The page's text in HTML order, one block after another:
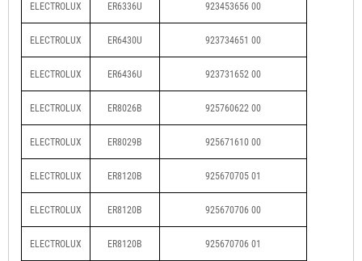
ELECTROLUX ER6336U 923453656 00
ELECTROLUX ER6430U 923734651 00
ELECTROLUX ER6436U 923731652 00
ELECTROLUX ER8026B 925760622 00
ELECTROLUX ER8029B 925671610 00
ELECTROLUX ER8120B 925670705 01
ELECTROLUX ER8120B 925670706 00
ELECTROLUX ER8120B 925670706 01